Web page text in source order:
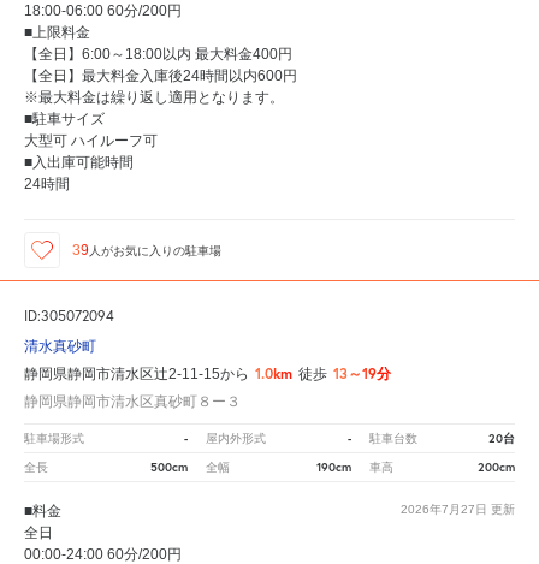
18:00-06:00 60分/200円
■上限料金
【全日】6:00～18:00以内 最大料金400円
【全日】最大料金入庫後24時間以内600円
※最大料金は繰り返し適用となります。
■駐車サイズ
大型可 ハイルーフ可
■入出庫可能時間
24時間
39 人がお気に入りの駐車場
ID:305072094
清水真砂町
静岡県静岡市清水区辻2-11-15から 1.0km 徒歩 13～19分
静岡県静岡市清水区真砂町８ー３
駐車場形式 - 屋内外形式 - 駐車台数 20台
全長 500cm 全幅 190cm 車高 200cm
2026年7月27日 更新
■料金
全日
00:00-24:00 60分/200円